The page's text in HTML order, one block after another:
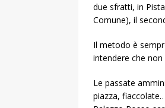
due sfratti, in
Comune), il
Il metodo è
intendere che
Le passate
piazza,